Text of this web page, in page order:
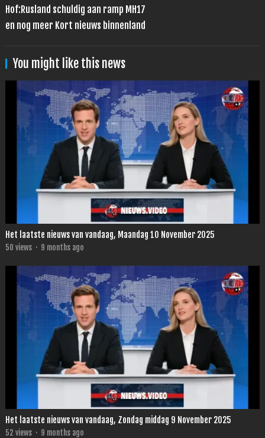
Hof:Rusland schuldig aan ramp MH17
en nog meer Kort nieuws binnenland
You might like this news
Het laatste nieuws van vandaag, Maandag 10 November 2025
50 views · 9 months ago
Het laatste nieuws van vandaag, Zondag middag 9 November 2025
52 views · 9 months ago